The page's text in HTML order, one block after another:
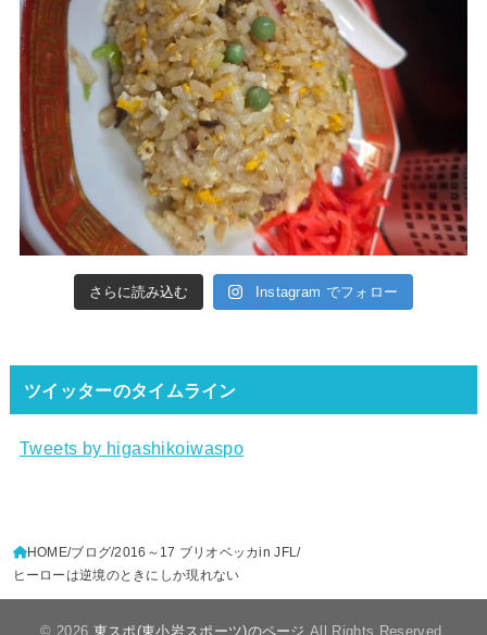
さらに読み込む Instagram でフォロー
ツイッターのタイムライン
Tweets by higashikoiwaspo
HOME ブログ 2016～17 ブリオベッカin JFL
ヒーローは逆境のときにしか現れない
© 2026 東スポ(東小岩スポーツ)のページ All Rights Reserved.